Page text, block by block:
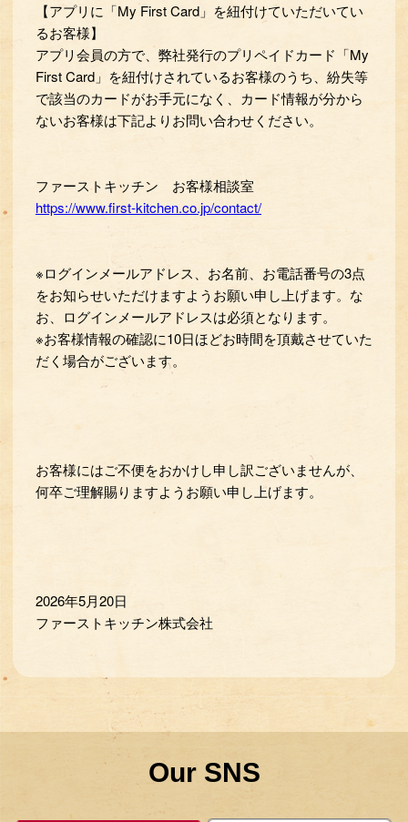
【アプリに「My First Card」を紐付けていただいてい
るお客様】
アプリ会員の方で、弊社発行のプリペイドカード「My
First Card」を紐付けされているお客様のうち、紛失等
で該当のカードがお手元になく、カード情報が分から
ないお客様は下記よりお問い合わせください。
ファーストキッチン お客様相談室
https://www.first-kitchen.co.jp/contact/
※ログインメールアドレス、お名前、お電話番号の3点
をお知らせいただけますようお願い申し上げます。な
お、ログインメールアドレスは必須となります。
※お客様情報の確認に10日ほどお時間を頂戴させていた
だく場合がございます。
お客様にはご不便をおかけし申し訳ございませんが、
何卒ご理解賜りますようお願い申し上げます。
2026年5月20日
ファーストキッチン株式会社
Our SNS